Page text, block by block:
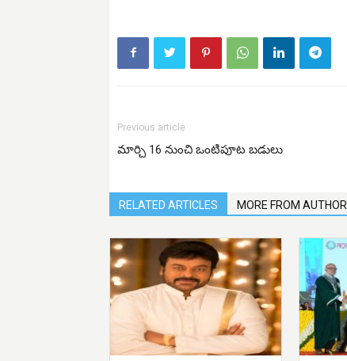
Previous article
మార్చి 16 నుంచి ఒంటిపూట బడులు
RELATED ARTICLES MORE FROM AUTHOR